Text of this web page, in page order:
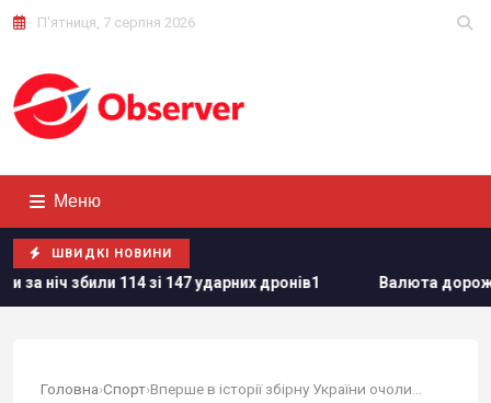
П'ятниця, 7 серпня 2026
Меню
ШВИДКІ НОВИНИ
ударних дронів1 Валюта дорожчає перед вихідними:
Головна›Спорт›